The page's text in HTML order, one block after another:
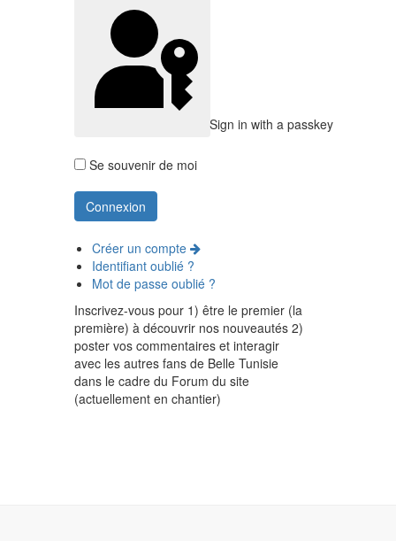
Sign in with a passkey
Se souvenir de moi
Créer un compte
Identifiant oublié ?
Mot de passe oublié ?
Inscrivez-vous pour 1) être le premier (la
première) à découvrir nos nouveautés 2)
poster vos commentaires et interagir
avec les autres fans de Belle Tunisie
dans le cadre du Forum du site
(actuellement en chantier)